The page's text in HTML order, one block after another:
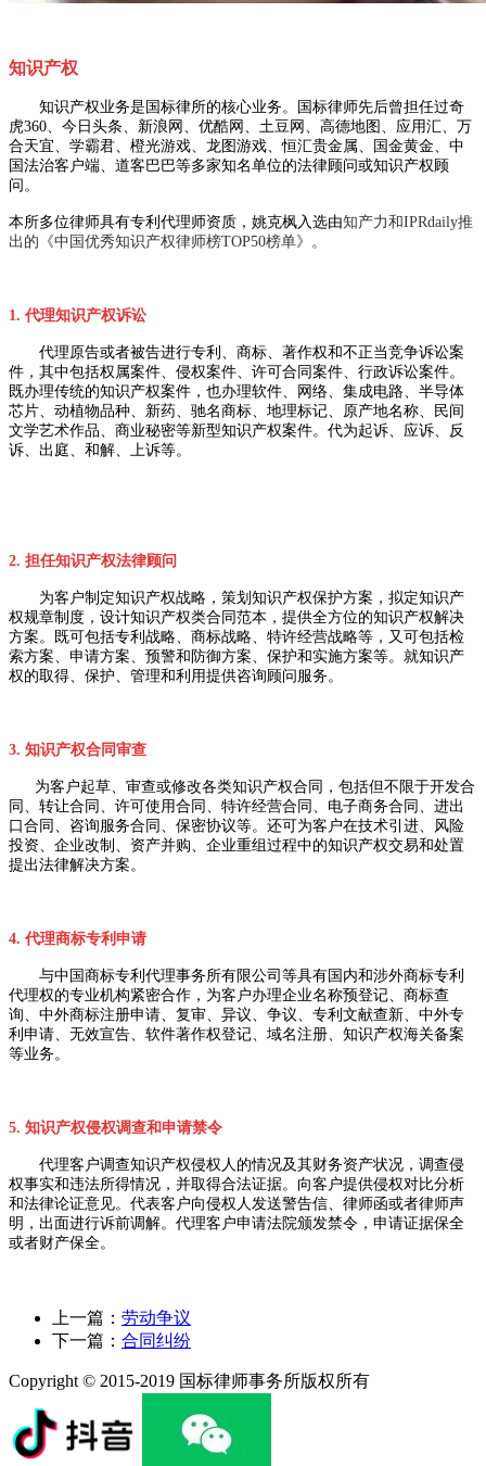
知识产权
知识产权业务是国标律所的核心业务。国标律师先后曾担任过奇
虎360、今日头条、新浪网、优酷网、土豆网、高德地图、应用汇、万
合天宜、学霸君、橙光游戏、龙图游戏、恒汇贵金属、国金黄金、中
国法治客户端、道客巴巴等多家知名单位的法律顾问或知识产权顾
问。
本所多位律师具有专利代理师资质，姚克枫入选由知产力和IPRdaily推
出的《中国优秀知识产权律师榜TOP50榜单》。
1. 代理知识产权诉讼
代理原告或者被告进行专利、商标、著作权和不正当竞争诉讼案
件，其中包括权属案件、侵权案件、许可合同案件、行政诉讼案件。
既办理传统的知识产权案件，也办理软件、网络、集成电路、半导体
芯片、动植物品种、新药、驰名商标、地理标记、原产地名称、民间
文学艺术作品、商业秘密等新型知识产权案件。代为起诉、应诉、反
诉、出庭、和解、上诉等。
2. 担任知识产权法律顾问
为客户制定知识产权战略，策划知识产权保护方案，拟定知识产
权规章制度，设计知识产权类合同范本，提供全方位的知识产权解决
方案。既可包括专利战略、商标战略、特许经营战略等，又可包括检
索方案、申请方案、预警和防御方案、保护和实施方案等。就知识产
权的取得、保护、管理和利用提供咨询顾问服务。
3. 知识产权合同审查
为客户起草、审查或修改各类知识产权合同，包括但不限于开发合
同、转让合同、许可使用合同、特许经营合同、电子商务合同、进出
口合同、咨询服务合同、保密协议等。还可为客户在技术引进、风险
投资、企业改制、资产并购、企业重组过程中的知识产权交易和处置
提出法律解决方案。
4. 代理商标专利申请
与中国商标专利代理事务所有限公司等具有国内和涉外商标专利
代理权的专业机构紧密合作，为客户办理企业名称预登记、商标查
询、中外商标注册申请、复审、异议、争议、专利文献查新、中外专
利申请、无效宣告、软件著作权登记、域名注册、知识产权海关备案
等业务。
5. 知识产权侵权调查和申请禁令
代理客户调查知识产权侵权人的情况及其财务资产状况，调查侵
权事实和违法所得情况，并取得合法证据。向客户提供侵权对比分析
和法律论证意见。代表客户向侵权人发送警告信、律师函或者律师声
明，出面进行诉前调解。代理客户申请法院颁发禁令，申请证据保全
或者财产保全。
上一篇： 劳动争议
下一篇： 合同纠纷
Copyright © 2015-2019 国标律师事务所版权所有